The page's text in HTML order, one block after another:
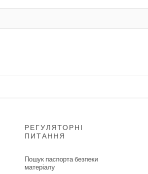
РЕГУЛЯТОРНІ
ПИТАННЯ
Пошук паспорта безпеки
матеріалу